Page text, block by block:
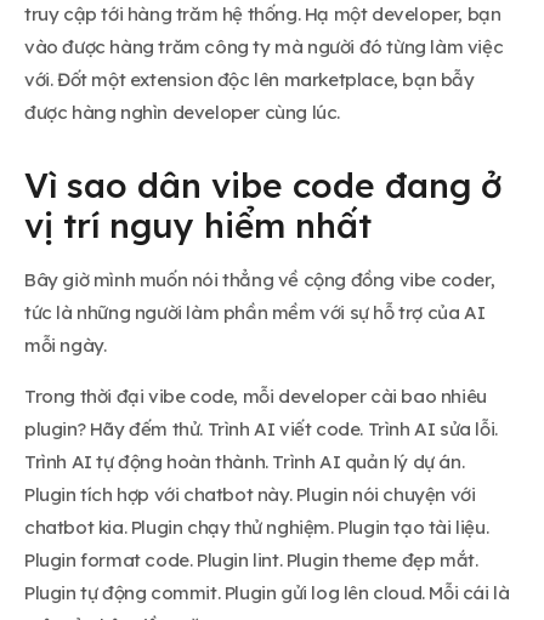
truy cập tới hàng trăm hệ thống. Hạ một developer, bạn
vào được hàng trăm công ty mà người đó từng làm việc
với. Đốt một extension độc lên marketplace, bạn bẫy
được hàng nghìn developer cùng lúc.
Vì sao dân vibe code đang ở
vị trí nguy hiểm nhất
Bây giờ mình muốn nói thẳng về cộng đồng vibe coder,
tức là những người làm phần mềm với sự hỗ trợ của AI
mỗi ngày.
Trong thời đại vibe code, mỗi developer cài bao nhiêu
plugin? Hãy đếm thử. Trình AI viết code. Trình AI sửa lỗi.
Trình AI tự động hoàn thành. Trình AI quản lý dự án.
Plugin tích hợp với chatbot này. Plugin nói chuyện với
chatbot kia. Plugin chạy thử nghiệm. Plugin tạo tài liệu.
Plugin format code. Plugin lint. Plugin theme đẹp mắt.
Plugin tự động commit. Plugin gửi log lên cloud. Mỗi cái là